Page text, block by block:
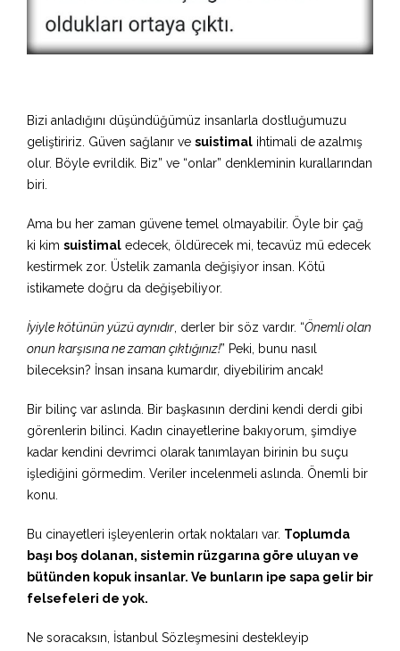
Bizi anladığını düşündüğümüz insanlarla dostluğumuzu
geliştiririz. Güven sağlanır ve suistimal ihtimali de azalmış
olur. Böyle evrildik. Biz” ve “onlar” denkleminin kurallarından
biri.
Ama bu her zaman güvene temel olmayabilir. Öyle bir çağ
ki kim suistimal edecek, öldürecek mi, tecavüz mü edecek
kestirmek zor. Üstelik zamanla değişiyor insan. Kötü
istikamete doğru da değişebiliyor.
İyiyle kötünün yüzü aynıdır, derler bir söz vardır. “Önemli olan
onun karşısına ne zaman çıktığınız!” Peki, bunu nasıl
bileceksin? İnsan insana kumardır, diyebilirim ancak!
Bir bilinç var aslında. Bir başkasının derdini kendi derdi gibi
görenlerin bilinci. Kadın cinayetlerine bakıyorum, şimdiye
kadar kendini devrimci olarak tanımlayan birinin bu suçu
işlediğini görmedim. Veriler incelenmeli aslında. Önemli bir
konu.
Bu cinayetleri işleyenlerin ortak noktaları var. Toplumda
başı boş dolanan, sistemin rüzgarına göre uluyan ve
bütünden kopuk insanlar. Ve bunların ipe sapa gelir bir
felsefeleri de yok.
Ne soracaksın, İstanbul Sözleşmesini destekleyip